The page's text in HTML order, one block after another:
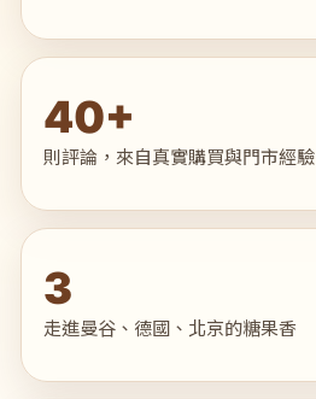
40+
則評論，來自真實購買與門市經驗
3
走進曼谷、德國、北京的糖果香